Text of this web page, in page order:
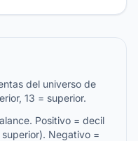
del universo de
13 = superior.
Positivo = decil
Negativo =